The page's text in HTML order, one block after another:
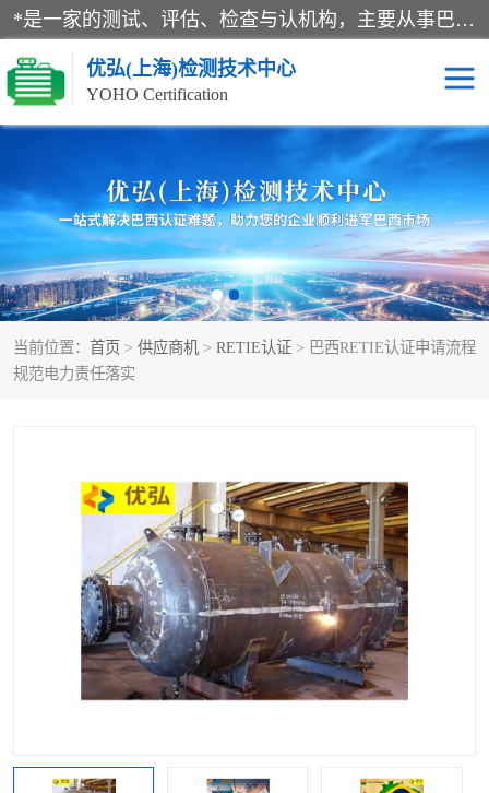
*是一家的测试、评估、检查与认机构，主要从事巴西NR10认证、NR12认证、NR13认证；ANATEL认证、INMTRO认证，欧盟CE认证：MD认证，PED认证，MID认证，ATEX认证，德国蓝色天使认证。
优弘(上海)检测技术中心
YOHO Certification
当前位置： 首页 > 供应商机 > RETIE认证 > 巴西RETIE认证申请流程
规范电力责任落实
RECYCLASS认证 NR10认证
NR12认证 NR13认证
ART认证 巴西NR认证
巴西认证 RETIE认证